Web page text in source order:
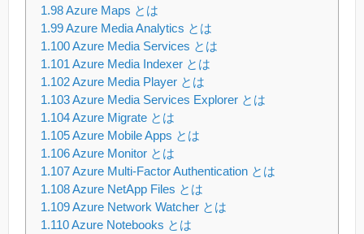
1.98Azure Maps とは
1.99Azure Media Analytics とは
1.100Azure Media Services とは
1.101 Azure Media Indexer とは
1.102Azure Media Player とは
1.103Azure Media Services Explorer とは
1.104Azure Migrate とは
1.105Azure Mobile Apps とは
1.106Azure Monitor とは
1.107Azure Multi-Factor Authentication とは
1.108Azure NetApp Files とは
1.109Azure Network Watcher とは
1.110Azure Notebooks とは